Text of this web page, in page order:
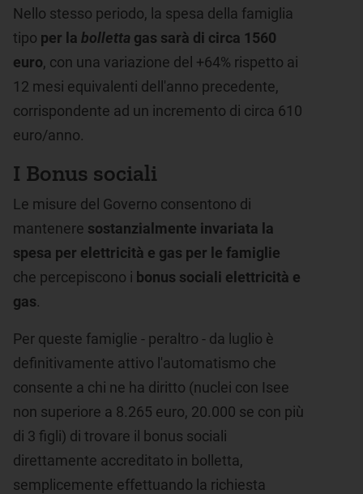
Nello stesso periodo, la spesa della famiglia
tipo per la bolletta gas sarà di circa 1560
euro, con una variazione del +64% rispetto ai
12 mesi equivalenti dell'anno precedente,
corrispondente ad un incremento di circa 610
euro/anno.
I Bonus sociali
Le misure del Governo consentono di
mantenere sostanzialmente invariata la
spesa per elettricità e gas per le famiglie
che percepiscono i bonus sociali elettricità e
gas.
Per queste famiglie - peraltro - da luglio è
definitivamente attivo l'automatismo che
consente a chi ne ha diritto (nuclei con Isee
non superiore a 8.265 euro, 20.000 se con più
di 3 figli) di trovare il bonus sociali
direttamente accreditato in bolletta,
semplicemente effettuando la richiesta